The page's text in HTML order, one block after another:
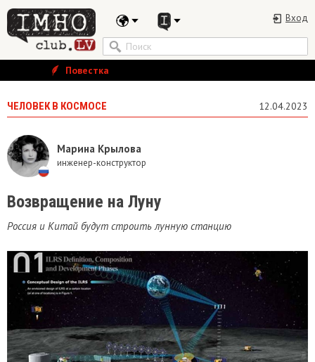
Вход
Повестка
ЧЕЛОВЕК В КОСМОСЕ 12.04.2023
Марина Крылова
инженер-конструктор
Возвращение на Луну
Россия и Китай будут строить лунную станцию